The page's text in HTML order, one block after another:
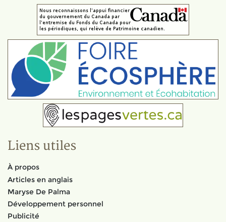
Liens utiles
À propos
Articles en anglais
Maryse De Palma
Développement personnel
Publicité